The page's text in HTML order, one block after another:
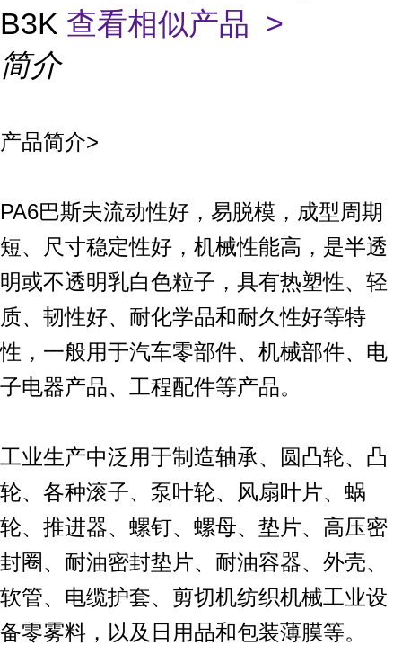
B3K 查看相似产品 >
简介
产品简介>
PA6巴斯夫流动性好，易脱模，成型周期
短、尺寸稳定性好，机械性能高，是半透
明或不透明乳白色粒子，具有热塑性、轻
质、韧性好、耐化学品和耐久性好等特
性，一般用于汽车零部件、机械部件、电
子电器产品、工程配件等产品。
工业生产中泛用于制造轴承、圆凸轮、凸
轮、各种滚子、泵叶轮、风扇叶片、蜗
轮、推进器、螺钉、螺母、垫片、高压密
封圈、耐油密封垫片、耐油容器、外壳、
软管、电缆护套、剪切机纺织机械工业设
备零雾料，以及日用品和包装薄膜等。